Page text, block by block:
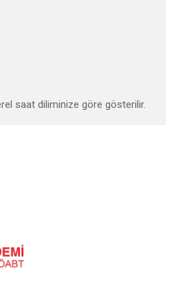
saat diliminize göre gösterilir.